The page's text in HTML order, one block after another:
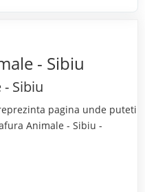
- Sibiu
Sibiu
pagina unde puteti
Animale - Sibiu -